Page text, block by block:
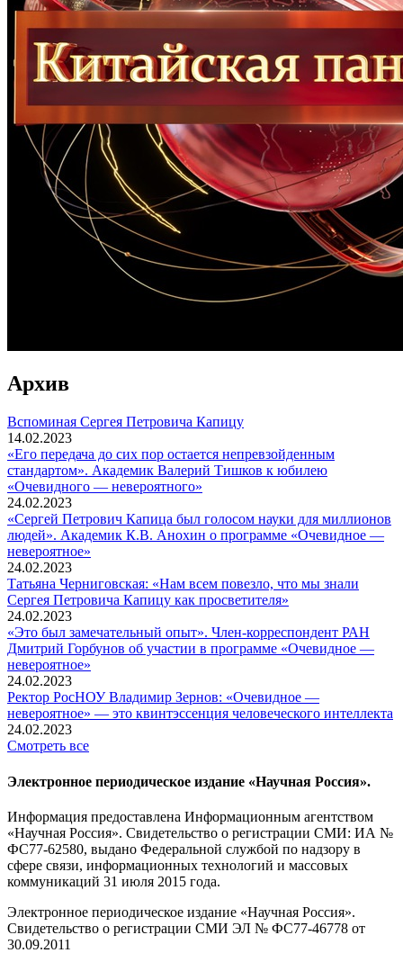
Архив
Вспоминaя Сергея Петровича Капицу
14.02.2023
«Его передача до сих пор остается непревзойденным
стандартом». Академик Валерий Тишков к юбилею
«Очевидного — невероятного»
24.02.2023
«Сергей Петрович Капица был голосом науки для миллионов
людей». Академик К.В. Анохин о программе «Очевидное —
невероятное»
24.02.2023
Татьяна Черниговская: «Нам всем повезло, что мы знали
Сергея Петровича Капицу как просветителя»
24.02.2023
«Это был замечательный опыт». Член-корреспондент РАН
Дмитрий Горбунов об участии в программе «Очевидное —
невероятное»
24.02.2023
Ректор РосНОУ Владимир Зернов: «Очевидное —
невероятное» — это квинтэссенция человеческого интеллекта
24.02.2023
Смотреть все
Электронное периодическое издание «Научная Россия».
Информация предоставлена Информационным агентством
«Научная Россия». Свидетельство о регистрации СМИ: ИА №
ФС77-62580, выдано Федеральной службой по надзору в
сфере связи, информационных технологий и массовых
коммуникаций 31 июля 2015 года.
Электронное периодическое издание «Научная Россия».
Свидетельство о регистрации СМИ ЭЛ № ФС77-46778 от
30.09.2011